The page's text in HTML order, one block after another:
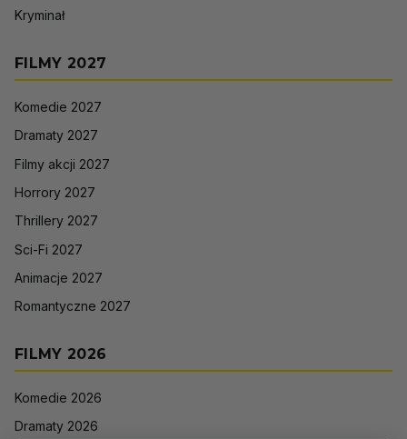
Kryminał
FILMY 2027
Komedie 2027
Dramaty 2027
Filmy akcji 2027
Horrory 2027
Thrillery 2027
Sci-Fi 2027
Animacje 2027
Romantyczne 2027
FILMY 2026
Komedie 2026
Dramaty 2026